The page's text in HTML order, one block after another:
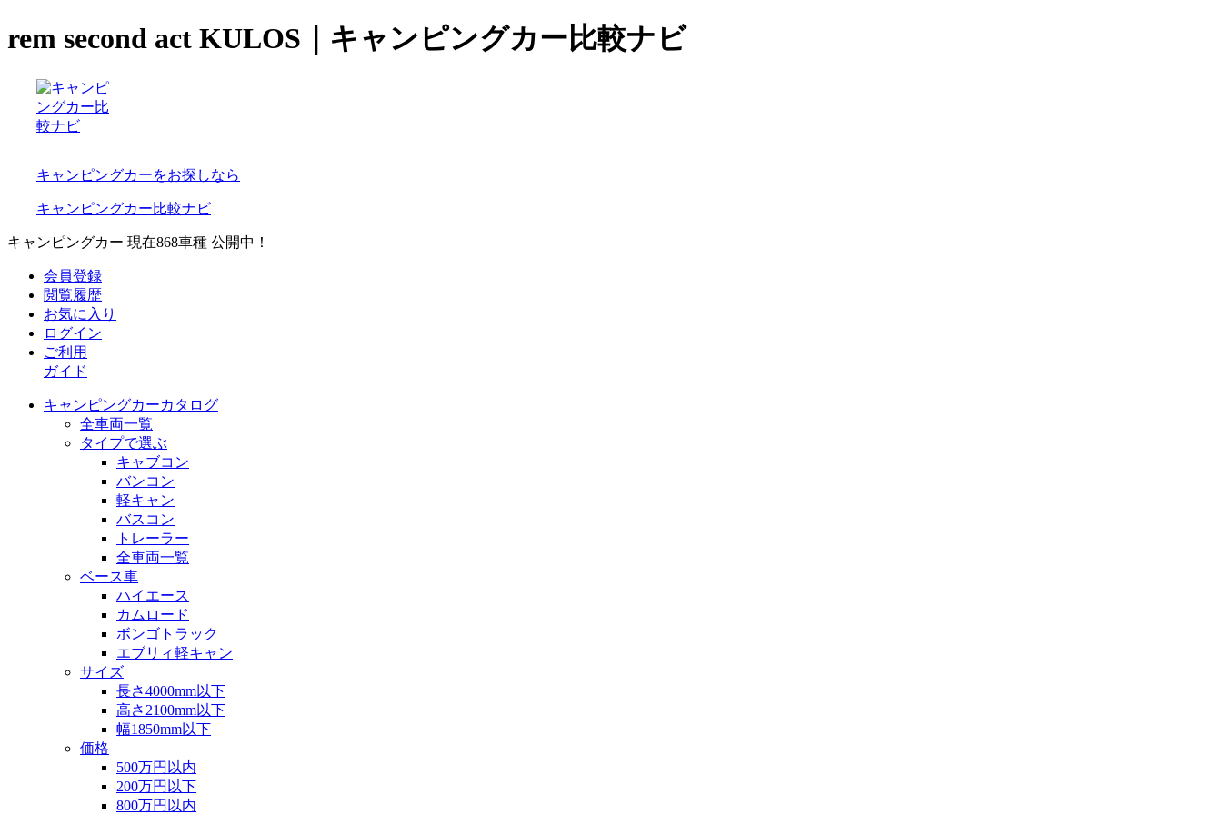
rem second act KULOS｜キャンピングカー比較ナビ
キャンピングカーをお探しなら
キャンピングカー比較ナビ
キャンピングカー 現在868車種 公開中！
会員登録
閲覧履歴
お気に入り
ログイン
ご利用
ガイド
キャンピングカーカタログ
全車両一覧
タイプで選ぶ
キャブコン
バンコン
軽キャン
バスコン
トレーラー
全車両一覧
ベース車
ハイエース
カムロード
ボンゴトラック
エブリィ軽キャン
サイズ
長さ4000mm以下
高さ2100mm以下
幅1850mm以下
価格
500万円以内
200万円以下
800万円以内